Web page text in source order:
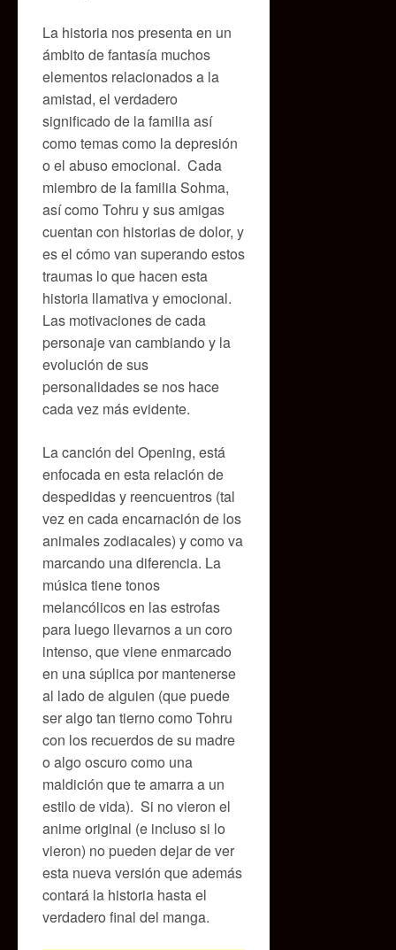
La historia nos presenta en un
ámbito de fantasía muchos
elementos relacionados a la
amistad, el verdadero
significado de la familia así
como temas como la depresión
o el abuso emocional. Cada
miembro de la familia Sohma,
así como Tohru y sus amigas
cuentan con historias de dolor, y
es el cómo van superando estos
traumas lo que hacen esta
historia llamativa y emocional.
Las motivaciones de cada
personaje van cambiando y la
evolución de sus
personalidades se nos hace
cada vez más evidente.
La canción del Opening, está
enfocada en esta relación de
despedidas y reencuentros (tal
vez en cada encarnación de los
animales zodiacales) y como va
marcando una diferencia. La
música tiene tonos
melancólicos en las estrofas
para luego llevarnos a un coro
intenso, que viene enmarcado
en una súplica por mantenerse
al lado de alguien (que puede
ser algo tan tierno como Tohru
con los recuerdos de su madre
o algo oscuro como una
maldición que te amarra a un
estilo de vida). Si no vieron el
anime original (e incluso si lo
vieron) no pueden dejar de ver
esta nueva versión que además
contará la historia hasta el
verdadero final del manga.